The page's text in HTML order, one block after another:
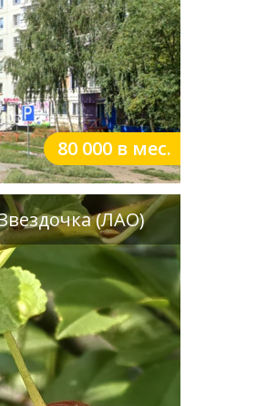
80 000 в мес.
(ЛАО)